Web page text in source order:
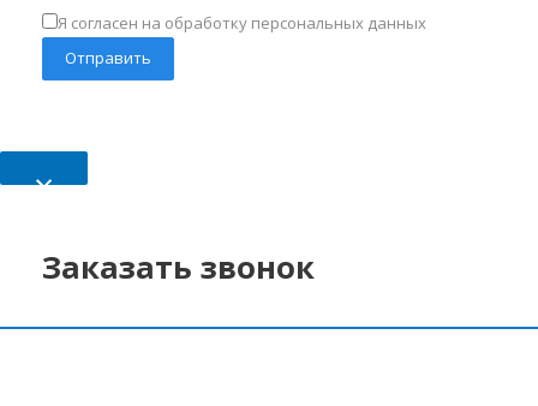
Я согласен на обработку персональных данных
×
Заказать звонок